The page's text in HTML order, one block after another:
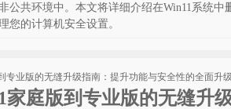
公共环境中。本文将详细介绍在Win11系统
您的计算机安全设置。
家庭版到专业版的无缝升